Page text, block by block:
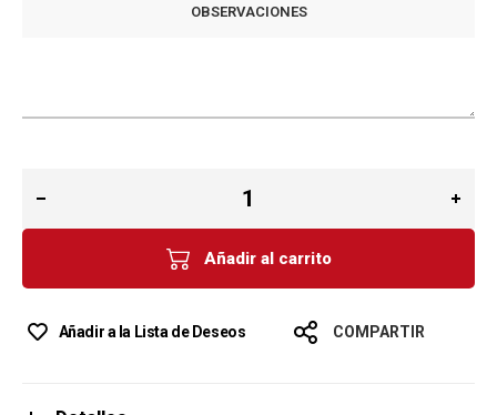
OBSERVACIONES
Añadir al carrito
Añadir a la Lista de Deseos COMPARTIR